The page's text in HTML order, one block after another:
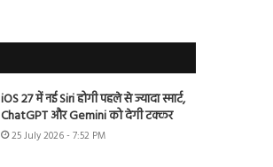
iOS 27 में नई Siri होगी पहले से ज्यादा स्मार्ट,
ChatGPT और Gemini को देगी टक्कर
25 July 2026 - 7:52 PM